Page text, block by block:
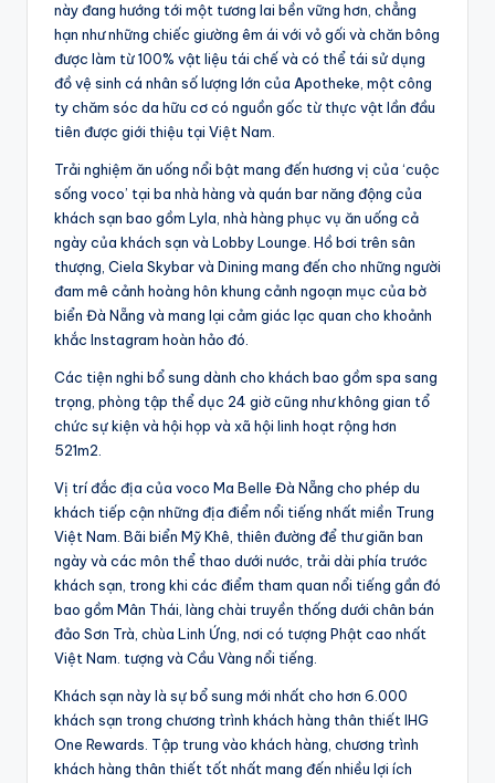
này đang hướng tới một tương lai bền vững hơn, chẳng
hạn như những chiếc giường êm ái với vỏ gối và chăn bông
được làm từ 100% vật liệu tái chế và có thể tái sử dụng
đồ vệ sinh cá nhân số lượng lớn của Apotheke, một công
ty chăm sóc da hữu cơ có nguồn gốc từ thực vật lần đầu
tiên được giới thiệu tại Việt Nam.
Trải nghiệm ăn uống nổi bật mang đến hương vị của ‘cuộc
sống voco’ tại ba nhà hàng và quán bar năng động của
khách sạn bao gồm Lyla, nhà hàng phục vụ ăn uống cả
ngày của khách sạn và Lobby Lounge. Hồ bơi trên sân
thượng, Ciela Skybar và Dining mang đến cho những người
đam mê cảnh hoàng hôn khung cảnh ngoạn mục của bờ
biển Đà Nẵng và mang lại cảm giác lạc quan cho khoảnh
khắc Instagram hoàn hảo đó.
Các tiện nghi bổ sung dành cho khách bao gồm spa sang
trọng, phòng tập thể dục 24 giờ cũng như không gian tổ
chức sự kiện và hội họp và xã hội linh hoạt rộng hơn
521m2.
Vị trí đắc địa của voco Ma Belle Đà Nẵng cho phép du
khách tiếp cận những địa điểm nổi tiếng nhất miền Trung
Việt Nam. Bãi biển Mỹ Khê, thiên đường để thư giãn ban
ngày và các môn thể thao dưới nước, trải dài phía trước
khách sạn, trong khi các điểm tham quan nổi tiếng gần đó
bao gồm Mân Thái, làng chài truyền thống dưới chân bán
đảo Sơn Trà, chùa Linh Ứng, nơi có tượng Phật cao nhất
Việt Nam. tượng và Cầu Vàng nổi tiếng.
Khách sạn này là sự bổ sung mới nhất cho hơn 6.000
khách sạn trong chương trình khách hàng thân thiết IHG
One Rewards. Tập trung vào khách hàng, chương trình
khách hàng thân thiết tốt nhất mang đến nhiều lợi ích